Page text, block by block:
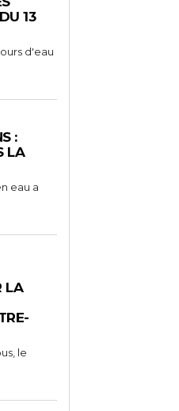
13
d'eau
:
LA
eau a
LA
le